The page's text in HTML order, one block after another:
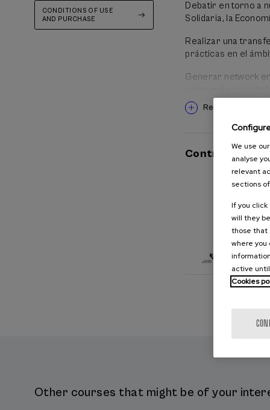
CONDITIONS OF USE
AND PURCHASE
Debatir en torno a
Solidaria, la
Realizar una
prácticas en el
Generar network
Integrar la reflexión
Read more
Contributors
Euskalit
Other courses that might be of your
We use
analyse
relevant
sections
If you
will they
those that
where you
active
Cookies